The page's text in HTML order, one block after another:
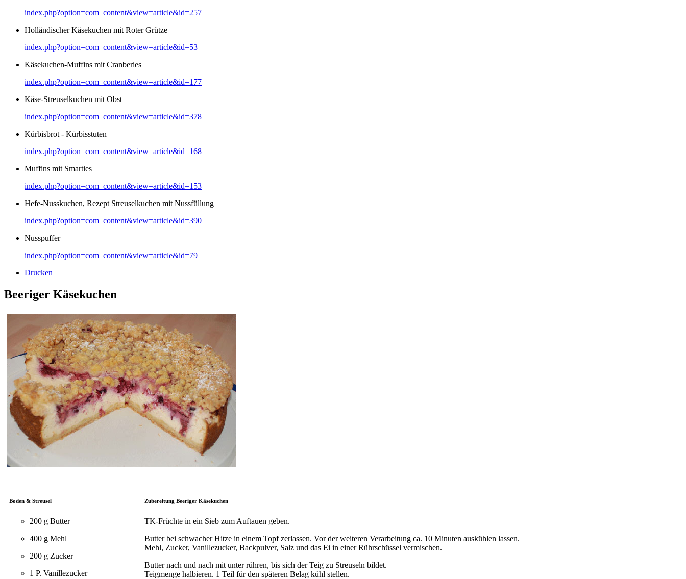
index.php?option=com_content&view=article&id=257
Holländischer Käsekuchen mit Roter Grütze
index.php?option=com_content&view=article&id=53
Käsekuchen-Muffins mit Cranberies
index.php?option=com_content&view=article&id=177
Käse-Streuselkuchen mit Obst
index.php?option=com_content&view=article&id=378
Kürbisbrot - Kürbisstuten
index.php?option=com_content&view=article&id=168
Muffins mit Smarties
index.php?option=com_content&view=article&id=153
Hefe-Nusskuchen, Rezept Streuselkuchen mit Nussfüllung
index.php?option=com_content&view=article&id=390
Nusspuffer
index.php?option=com_content&view=article&id=79
Drucken
Beeriger Käsekuchen
Boden & Streusel
200 g Butter
400 g Mehl
200 g Zucker
1 P. Vanillezucker
Zubereitung Beeriger Käsekuchen
TK-Früchte in ein Sieb zum Auftauen geben.
Butter bei schwacher Hitze in einem Topf zerlassen. Vor der weiteren Verarbeitung ca. 10 Minuten auskühlen lassen.
Mehl, Zucker, Vanillezucker, Backpulver, Salz und das Ei in einer Rührschüssel vermischen.
Butter nach und nach mit unter rühren, bis sich der Teig zu Streuseln bildet.
Teigmenge halbieren. 1 Teil für den späteren Belag kühl stellen.